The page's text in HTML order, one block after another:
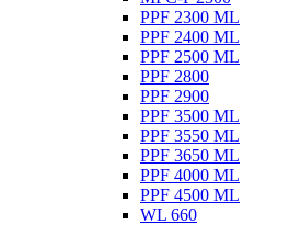
PPF 2300 ML
PPF 2400 ML
PPF 2500 ML
PPF 2800
PPF 2900
PPF 3500 ML
PPF 3550 ML
PPF 3650 ML
PPF 4000 ML
PPF 4500 ML
WL 660